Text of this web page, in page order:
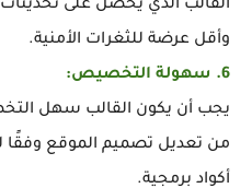
القالب الذي يحصل على تحديثات
وأقل عرضة للثغرات الأمنية.
6. سهولة التخصيص:
يجب أن يكون القالب سهل
من تعديل تصميم الموقع وفقًا
أكواد برمجية.